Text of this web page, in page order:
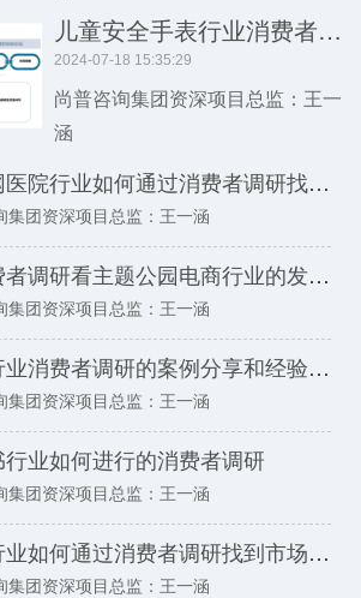
儿童安全手表行业消费者调研的方法选择
2024-07-18 15:35:29
尚普咨询集团资深项目总监：王一
涵
互联网医院行业如何通过消费者调研找到市场机会
集团资深项目总监：王一涵
从消费者调研看主题公园电商行业的发展趋势
集团资深项目总监：王一涵
食醋行业消费者调研的案例分享和经验总结
集团资深项目总监：王一涵
行业如何进行的消费者调研
集团资深项目总监：王一涵
电声行业如何通过消费者调研找到市场机会
集团资深项目总监：王一涵